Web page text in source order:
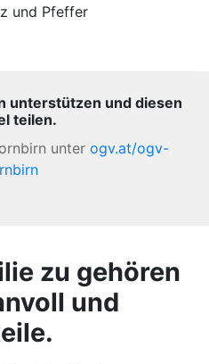
und Pfeffer
unterstützen und diesen
teilen.
unter ogv.at/ogv-
zu gehören
und